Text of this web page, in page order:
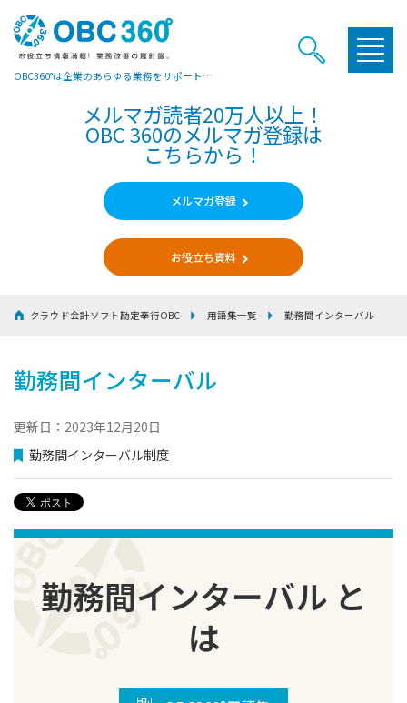
OBC360°は企業のあらゆる業務をサポートするヒントやお役立ち情報をご提供しています
メルマガ読者20万人以上！
OBC 360のメルマガ登録は
こちらから！
メルマガ登録
お役立ち資料
クラウド会計ソフト勘定奉行OBC 用語集一覧 勤務間インターバル
勤務間インターバル
更新日：2023年12月20日
勤務間インターバル制度
勤務間インターバル と
は